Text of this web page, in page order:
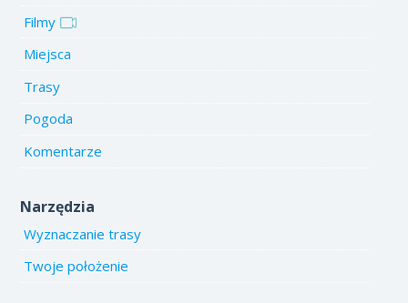
Filmy
Miejsca
Trasy
Pogoda
Komentarze
Narzędzia
Wyznaczanie trasy
Twoje położenie